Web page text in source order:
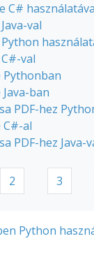
C#
val
val
Pythonban
ban
PDF-hez
C#-al
PDF-hez Java-
2 3
Python